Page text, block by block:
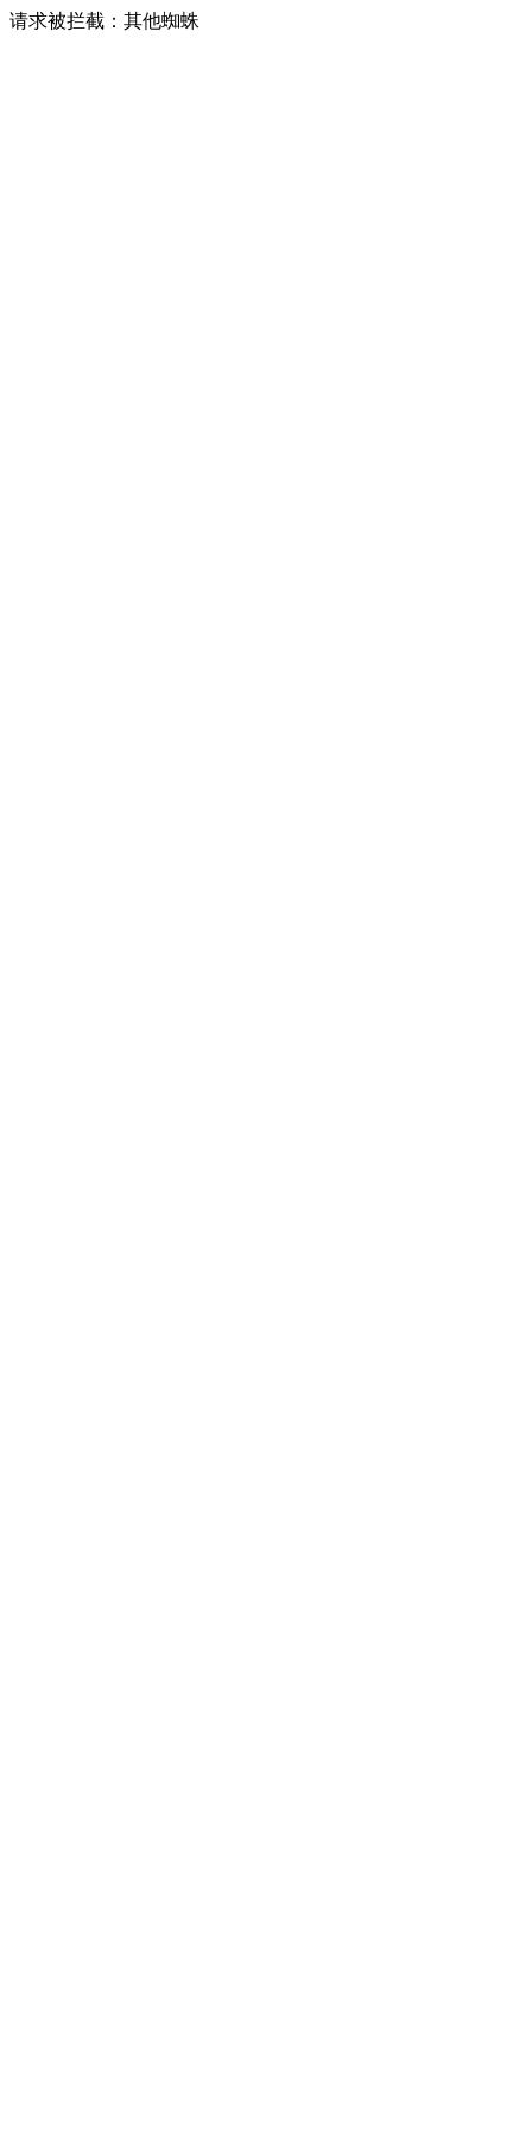
请求被拦截：其他蜘蛛